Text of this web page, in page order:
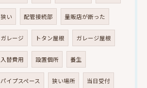
狭い 配管接続部 量販店が断った
ガレージ トタン屋根 ガレージ屋根
入替費用 設置個所 養生
パイプスペース 狭い場所 当日受付